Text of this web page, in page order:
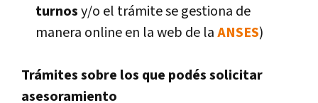
turnosy/o el trámite se gestiona de
manera online en la web de laANSES)
Trámites sobre los que podés solicitar
asesoramiento